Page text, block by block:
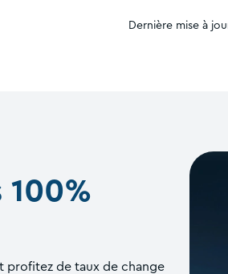
Dernière mise à
de taux de change